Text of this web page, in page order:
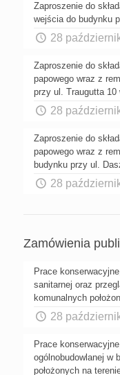
Zaproszenie do
wejścia do budynku
28
Zaproszenie do
papowego wraz z
przy ul. Traugutta 10
28
Zaproszenie do
papowego wraz z
budynku przy ul.
28
Zamówienia
Prace
sanitarnej oraz
komunalnych
28
Prace
ogólnobudowlanej w
położonych na